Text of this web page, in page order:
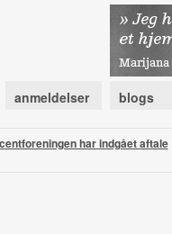
anmeldelser blogs
har indgået aftale